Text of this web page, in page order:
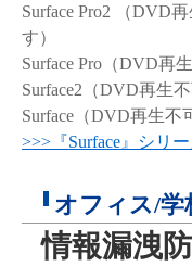
Surface Pro2 （DVD
す）
Surface Pro（DVD再
Surface2（DVD再生不
Surface（DVD再生不
>>>『Surface』シリ
オフィス/学
情報漏洩